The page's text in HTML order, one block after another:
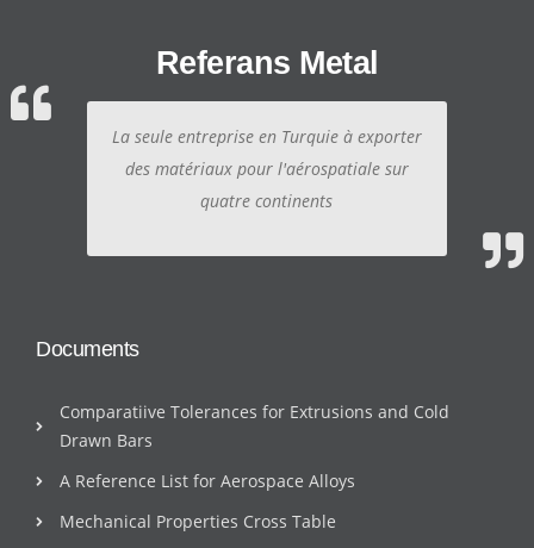
Referans Metal
La seule entreprise en Turquie à exporter
des matériaux pour l'aérospatiale sur
quatre continents
Documents
Comparatiive Tolerances for Extrusions and Cold
Drawn Bars
A Reference List for Aerospace Alloys
Mechanical Properties Cross Table